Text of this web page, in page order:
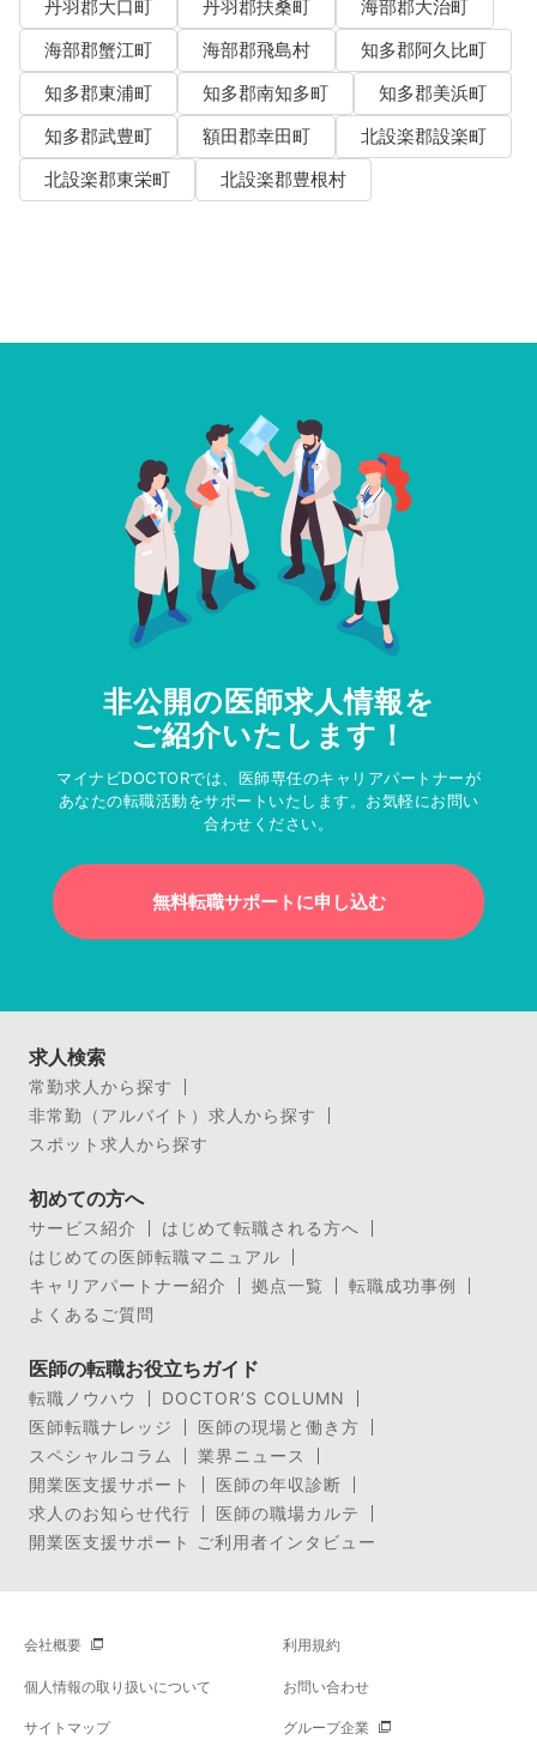
丹羽郡大口町
丹羽郡扶桑町
海部郡大治町
海部郡蟹江町
海部郡飛島村
知多郡阿久比町
知多郡東浦町
知多郡南知多町
知多郡美浜町
知多郡武豊町
額田郡幸田町
北設楽郡設楽町
北設楽郡東栄町
北設楽郡豊根村
非公開の医師求人情報を
ご紹介いたします！
マイナビDOCTORでは、医師専任のキャリアパートナーが
あなたの転職活動をサポートいたします。お気軽にお問い
合わせください。
無料転職サポートに申し込む
求人検索
常勤求人から探す
非常勤（アルバイト）求人から探す
スポット求人から探す
初めての方へ
サービス紹介
はじめて転職される方へ
はじめての医師転職マニュアル
キャリアパートナー紹介
拠点一覧
転職成功事例
よくあるご質問
医師の転職お役立ちガイド
転職ノウハウ
DOCTOR’S COLUMN
医師転職ナレッジ
医師の現場と働き方
スペシャルコラム
業界ニュース
開業医支援サポート
医師の年収診断
求人のお知らせ代行
医師の職場カルテ
開業医支援サポート ご利用者インタビュー
会社概要 利用規約
個人情報の取り扱いについて お問い合わせ
サイトマップ グループ企業